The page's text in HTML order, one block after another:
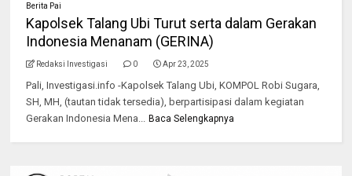
Berita Pai
Kapolsek Talang Ubi Turut serta dalam Gerakan
Indonesia Menanam (GERINA)
Redaksi Investigasi 0 Apr 23, 2025
Pali, Investigasi.info -Kapolsek Talang Ubi, KOMPOL Robi Sugara,
SH, MH, (tautan tidak tersedia), berpartisipasi dalam kegiatan
Gerakan Indonesia Mena...
Baca Selengkapnya